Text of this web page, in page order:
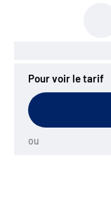
Pour voir le tarif
ou